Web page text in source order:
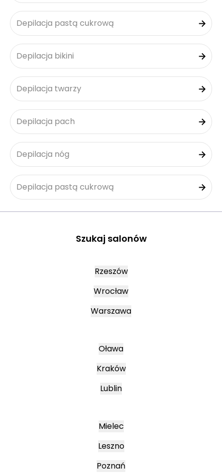
Depilacja pastą cukrową
Depilacja bikini
Depilacja twarzy
Depilacja pach
Depilacja nóg
Depilacja pastą cukrową
Szukaj salonów
Rzeszów
Wrocław
Warszawa
Oława
Kraków
Lublin
Mielec
Leszno
Poznań